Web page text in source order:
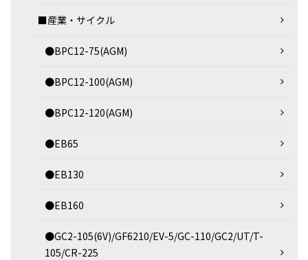
■産業・サイクル
●BPC12-75(AGM)
●BPC12-100(AGM)
●BPC12-120(AGM)
●EB65
●EB130
●EB160
●GC2-105(6V)/GF6210/EV-5/GC-110/GC2/UT/T-
105/CR-225